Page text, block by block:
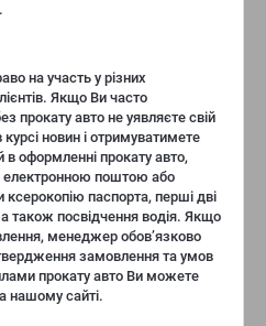
на участь у різних
Якщо Ви часто
прокату авто не уявляєте свій
курсі новин і отримуватимете
в оформленні прокату авто,
електронною поштою або
ксерокопію паспорта, перші дві
а також посвідчення водія. Якщо
менеджер обов’язково
замовлення та умов
прокату авто Ви можете
нашому сайті.